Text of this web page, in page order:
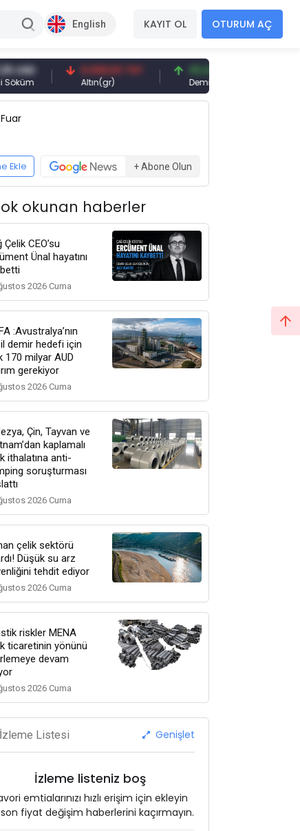
English KAYIT OL OTURUM AÇ
6.089,00 TRY
Altın(gr)
95,00 USD
Demir Cevheri 61% Fe
Fuar
Ekle + Abone Olun
okunan haberler
Çelik CEO’su
Ünal hayatını
2026 Cuma
:Avustralya’nın
demir hedefi için
170 milyar AUD
gerekiyor
2026 Cuma
Çin, Tayvan ve
kaplamalı
ithalatına anti-
soruşturması
2026 Cuma
çelik sektörü
Düşük su arz
tehdit ediyor
2026 Cuma
riskler MENA
ticaretinin yönünü
devam
2026 Cuma
İzleme Listesi Genişlet
İzleme listeniz boş
emtialarınızı hızlı erişim için ekleyin
fiyat değişim haberlerini kaçırmayın.